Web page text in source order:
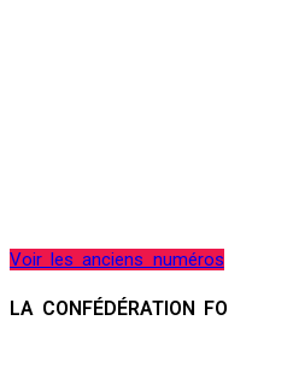
Voir les anciens numéros
LA CONFÉDÉRATION FO